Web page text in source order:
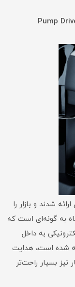
در دهه ۶۰ میلادی ارائه شدند و بازار را
به گونه‌ای است که
به داخل
شده است، هدایت
بسیار راحت‌تر